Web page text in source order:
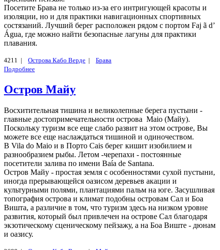
Посетите Брава не только из-за его интригующей красоты и
изоляции, но и для практики навигационных спортивных
состязаний. Лучший берег расположен рядом с портом Faj ã d’
Água, где можно найти безопасные лагуны для практики
плавания.
4211 | Острова Кабо Верде |
Брава
Подробнее
Остров Майу
Восхитительная тишина и великолепные берега пустыни -
главные достопримечательности острова Maio (Майу).
Поскольку туризм все еще слабо развит на этом острове, Вы
можете все еще наслаждаться тишиной и одиночеством.
В Vila do Maio и в Порто Cais берег кишит изобилием и
разнообразием рыбы. Летом -черепахи - постоянные
посетители залива по имени Baía de Santana.
Остров Майу - простая земля с особенностями сухой пустыни,
иногда прерывающейся оазисом деревьев акации и
культурными полями, плантациями пальм на юге. Засушливая
топография острова и климат подобны островам Сал и Боа
Вишта, а различие в том, что туризм здесь на низком уровне
развития, который был привлечен на острове Сал благодаря
экзотическому сценическому пейзажу, а на Боа Виште - дюнам
и оазису.